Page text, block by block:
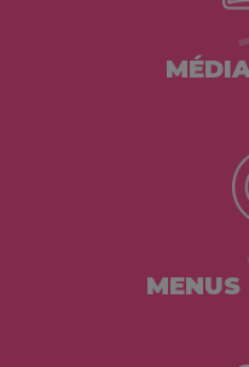
MENUS